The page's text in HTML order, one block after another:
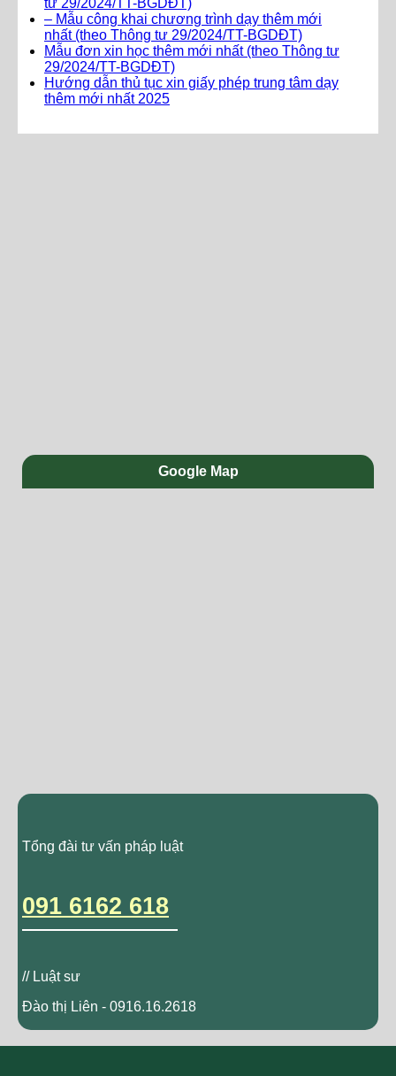
– Mẫu công khai chương trình dạy thêm mới
nhất (theo Thông tư 29/2024/TT-BGDĐT)
Mẫu đơn xin học thêm mới nhất (theo Thông tư
29/2024/TT-BGDĐT)
Hướng dẫn thủ tục xin giấy phép trung tâm dạy
thêm mới nhất 2025
Google Map
Tổng đài tư vấn pháp luật
091 6162 618
// Luật sư
Đào thị Liên - 0916.16.2618